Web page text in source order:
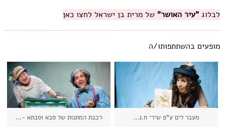
לבלוג "עיר האושר" של מרית בן ישראל לחצו כאן
מופעים בהשתתפותו/ה
מעבר לים ע"פ שירי ח.נ... רכבת המתנות של סבא וסבתא -...